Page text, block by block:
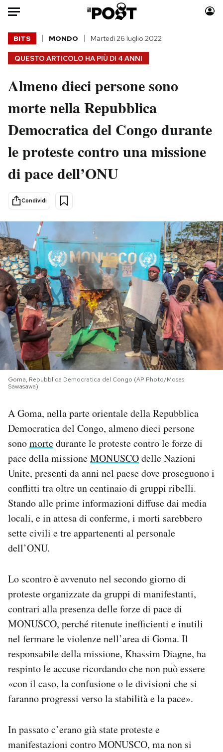
Auto
HOME
Italia
Politica
Tecnologia
Scienza
Sport
Moda
Consumismi
Storie/Idee
Ok Boomer!
Media
PODCAST
NEWSLETTER
I MIEI PREFERITI
SHOP
Area Personale
Newsletter
Notifiche mobile
Hai bisogno di aiuto?
Esci
QUESTO ARTICOLO HA PIÙ DI 4 ANNI
BITS MONDO Martedì 26 luglio 2022
Almeno dieci persone sono
morte nella Repubblica
Democratica del Congo durante
le proteste contro una missione
di pace dell’ONU
Condividi
Goma, Repubblica Democratica del Congo (AP Photo/Moses
Sawasawa)
A Goma, nella parte orientale della Repubblica
Democratica del Congo, almeno dieci persone
sonomortedurante le proteste contro le forze di
pace della missioneMONUSCOdelle Nazioni
Unite, presenti da anni nel paese dove proseguono i
conflitti tra oltre un centinaio di gruppi ribelli.
Stando alle prime informazioni diffuse dai media
locali, e in attesa di conferme, i morti sarebbero
sette civili e tre appartenenti al personale
dell’ONU.
Lo scontro è avvenuto nel secondo giorno di
proteste organizzate da gruppi di manifestanti,
contrari alla presenza delle forze di pace di
MONUSCO, perché ritenute inefficienti e inutili
nel fermare le violenze nell’area di Goma. Il
responsabile della missione, Khassim Diagne, ha
respinto le accuse ricordando che non può essere
«con il caso, la confusione o le divisioni che si
faranno progressi verso la stabilità e la pace».
In passato c’erano già state proteste e
manifestazioni contro MONUSCO, ma non si